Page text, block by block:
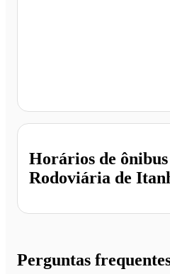
Horários de ônibus
Rodoviária de
Perguntas